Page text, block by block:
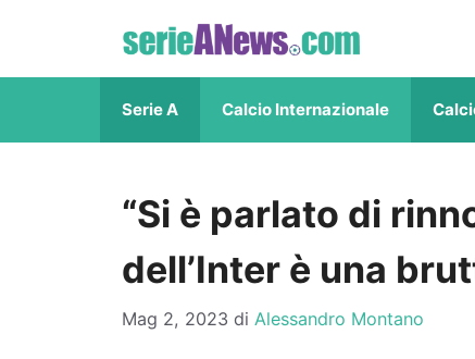
contenuto
Serie A Calcio Internazionale
“Si è parlato di
dell’Inter è una
Mag 2, 2023 di Alessandro Montano